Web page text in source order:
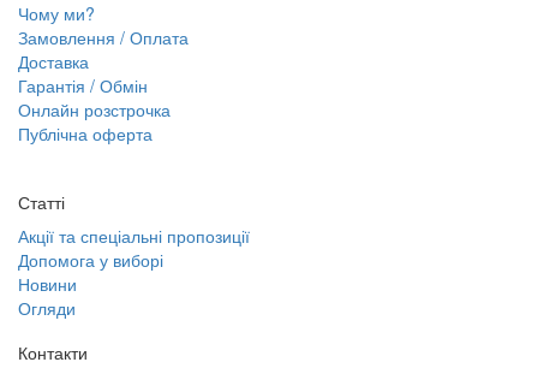
Чому ми?
Замовлення / Оплата
Доставка
Гарантія / Обмін
Онлайн розстрочка
Публічна оферта
Статті
Акції та спеціальні пропозиції
Допомога у виборі
Новини
Огляди
Контакти